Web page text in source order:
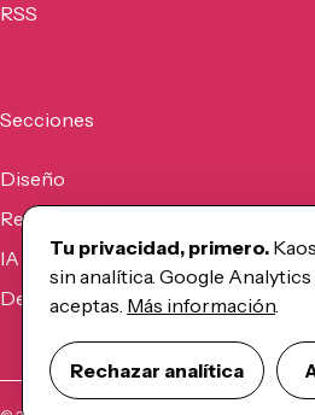
RSS
Secciones
Diseño
Recursos
IA
Desarrollo
Tu privacidad, primero.
sin analítica. Google
aceptas. Más información.
Rechazar analítica